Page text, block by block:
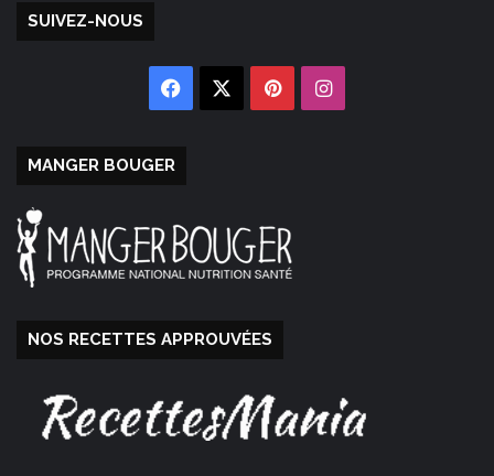
SUIVEZ-NOUS
Facebook PinterestInstagram
MANGER BOUGER
NOS RECETTES APPROUVÉES